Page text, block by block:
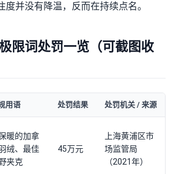
度并没有降温，反而在持续点名。
限词处罚一览（可截图收
用语 处罚结果 处罚机关 / 来源
暖的加拿
绒、最佳
夹克
45万元
上海黄浦区市
场监管局
（2021年）